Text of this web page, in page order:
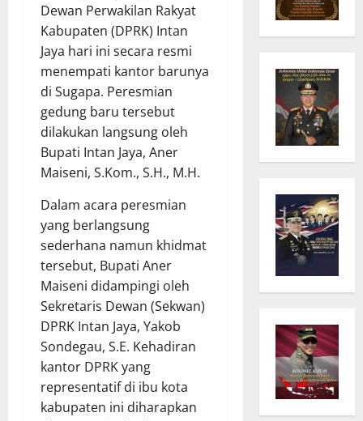
Dewan Perwakilan Rakyat
Kabupaten (DPRK) Intan
Jaya hari ini secara resmi
menempati kantor barunya
di Sugapa. Peresmian
gedung baru tersebut
dilakukan langsung oleh
Bupati Intan Jaya, Aner
Maiseni, S.Kom., S.H., M.H.
Dalam acara peresmian
yang berlangsung
sederhana namun khidmat
tersebut, Bupati Aner
Maiseni didampingi oleh
Sekretaris Dewan (Sekwan)
DPRK Intan Jaya, Yakob
Sondegau, S.E. Kehadiran
kantor DPRK yang
representatif di ibu kota
kabupaten ini diharapkan